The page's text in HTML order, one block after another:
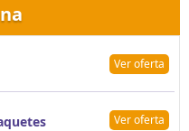
Ver oferta
Ver oferta